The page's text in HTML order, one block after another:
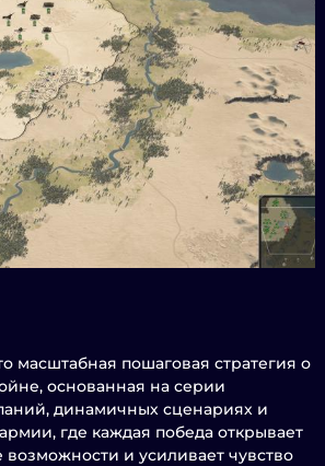
масштабная пошаговая стратегия о
основанная на серии
динамичных сценариях и
где каждая победа открывает
возможности и усиливает чувство